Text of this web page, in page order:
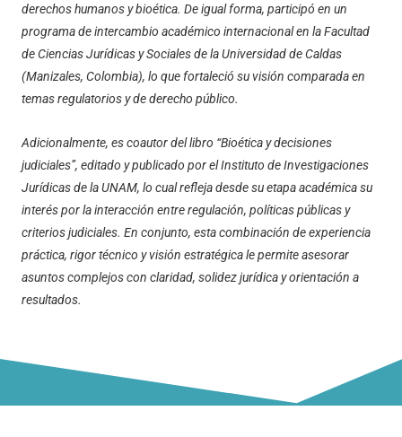
derechos humanos y bioética. De igual forma, participó en un
programa de intercambio académico internacional en la Facultad
de Ciencias Jurídicas y Sociales de la Universidad de Caldas
(Manizales, Colombia), lo que fortaleció su visión comparada en
temas regulatorios y de derecho público.
Adicionalmente, es coautor del libro “Bioética y decisiones
judiciales”, editado y publicado por el Instituto de Investigaciones
Jurídicas de la UNAM, lo cual refleja desde su etapa académica su
interés por la interacción entre regulación, políticas públicas y
criterios judiciales. En conjunto, esta combinación de experiencia
práctica, rigor técnico y visión estratégica le permite asesorar
asuntos complejos con claridad, solidez jurídica y orientación a
resultados.